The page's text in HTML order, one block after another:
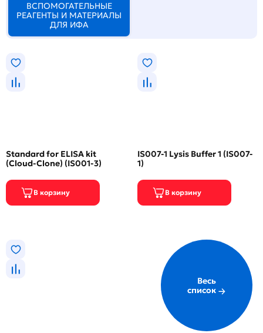
ВСПОМОГАТЕЛЬНЫЕ
РЕАГЕНТЫ И МАТЕРИАЛЫ
ДЛЯ ИФА
Standard for ELISA kit
(Cloud-Clone) (IS001-3)
IS007-1 Lysis Buffer 1 (IS007-
1)
Весь
список